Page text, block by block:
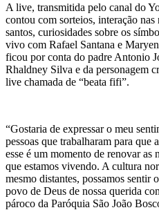
A live, transmitida pelo canal do
contou com sorteios, interação nas
santos, curiosidades sobre os
vivo com Rafael Santana e
ficou por conta do padre Antonio
Rhaldney Silva e da personagem
live chamada de “beata fifi”.
“Gostaria de expressar o meu
pessoas que trabalharam para que
esse é um momento de renovar as
que estamos vivendo. A cultura
mesmo distantes, possamos sentir
povo de Deus de nossa querida
pároco da Paróquia São João